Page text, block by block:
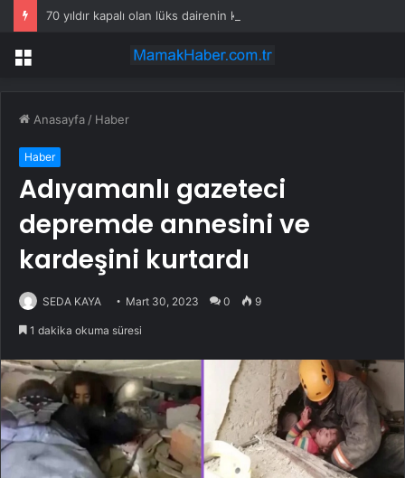
Menü
Anasayfa / Haber
Haber
Adıyamanlı gazeteci
depremde annesini ve
kardeşini kurtardı
SEDA KAYA Mart 30, 2023 0 9
1 dakika okuma süresi